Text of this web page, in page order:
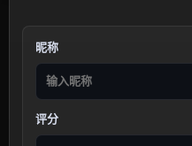
昵称
评分